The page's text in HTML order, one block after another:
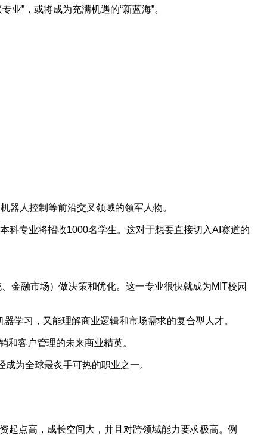
”，或将成为充满机遇的“新蓝海”。
人控制等前沿交叉领域的领军人物。
专业将招收1000名学生。这对于想要直接切入AI赛道的
融市场）做决策和优化。这一专业很快就成为MIT校园
习，又能理解商业逻辑和市场需求的复合型人才。
客户管理的未来商业精英。
为全球最炙手可热的职业之一。
点高，成长空间大，并且对跨领域能力要求极高。例